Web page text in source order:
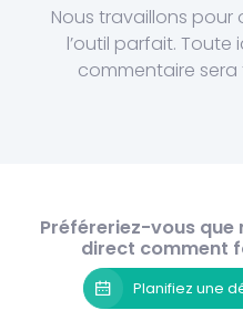
Nous travaillons
l’outil parfait.
commentaire sera
Préféreriez-vous que
direct comment
Planifiez une